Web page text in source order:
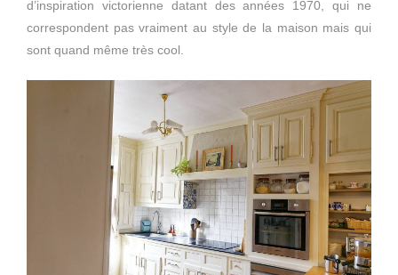
d’inspiration victorienne datant des années 1970, qui ne
correspondent pas vraiment au style de la maison mais qui
sont quand même très cool.